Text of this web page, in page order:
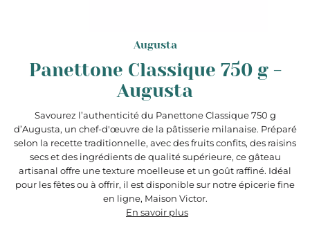
Augusta
Panettone Classique 750 g -
Augusta
Savourez l’authenticité du Panettone Classique 750 g
d’Augusta, un chef-d'œuvre de la pâtisserie milanaise. Préparé
selon la recette traditionnelle, avec des fruits confits, des raisins
secs et des ingrédients de qualité supérieure, ce gâteau
artisanal offre une texture moelleuse et un goût raffiné. Idéal
pour les fêtes ou à offrir, il est disponible sur notre épicerie fine
en ligne, Maison Victor.
En savoir plus